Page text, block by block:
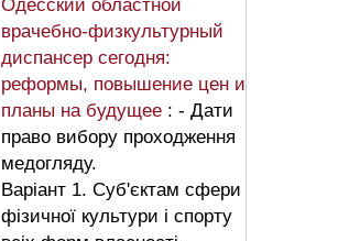
Одесский областной
врачебно-физкультурный
диспансер сегодня:
реформы, повышение цен и
планы на будущее : - Дати
право вибору проходження
медогляду.
Варіант 1. Суб'єктам сфери
фізичної культури і спорту